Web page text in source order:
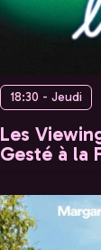
18:30 - Jeudi
Les
Gesté à la